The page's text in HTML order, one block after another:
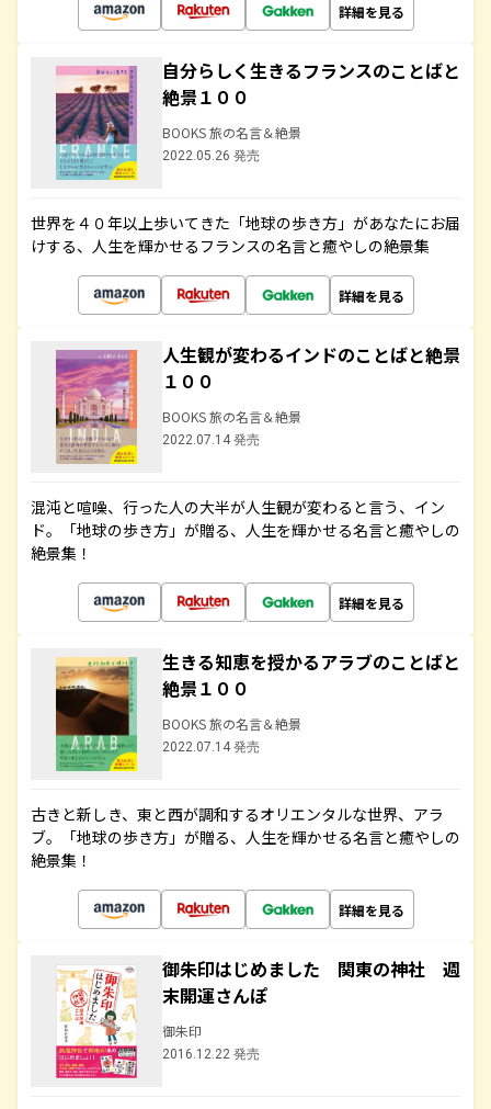
詳細を見る
自分らしく生きるフランスのことばと
絶景１００
BOOKS 旅の名言＆絶景
2022.05.26 発売
世界を４０年以上歩いてきた「地球の歩き方」があなたにお届
けする、人生を輝かせるフランスの名言と癒やしの絶景集
詳細を見る
人生観が変わるインドのことばと絶景
１００
BOOKS 旅の名言＆絶景
2022.07.14 発売
混沌と喧噪、行った人の大半が人生観が変わると言う、イン
ド。「地球の歩き方」が贈る、人生を輝かせる名言と癒やしの
絶景集！
詳細を見る
生きる知恵を授かるアラブのことばと
絶景１００
BOOKS 旅の名言＆絶景
2022.07.14 発売
古きと新しき、東と西が調和するオリエンタルな世界、アラ
ブ。「地球の歩き方」が贈る、人生を輝かせる名言と癒やしの
絶景集！
詳細を見る
御朱印はじめました 関東の神社 週
末開運さんぽ
御朱印
2016.12.22 発売